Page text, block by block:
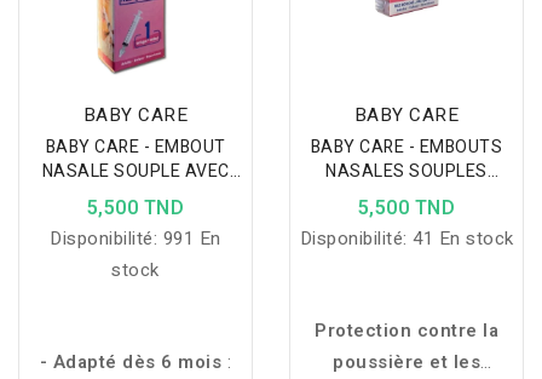
BABY CARE
BABY CARE - EMBOUT
NASALE SOUPLE AVEC
SERINGUE +6MOIS
5,500 TND
Disponibilité: 991 En
stock
- Adapté dès 6 mois :
BABY CARE
BABY CARE - EMBOUTS
NASALES SOUPLES
+6MOIS (2 PIECES)
5,500 TND
Disponibilité: 41 En stock
Protection contre la
poussière et les